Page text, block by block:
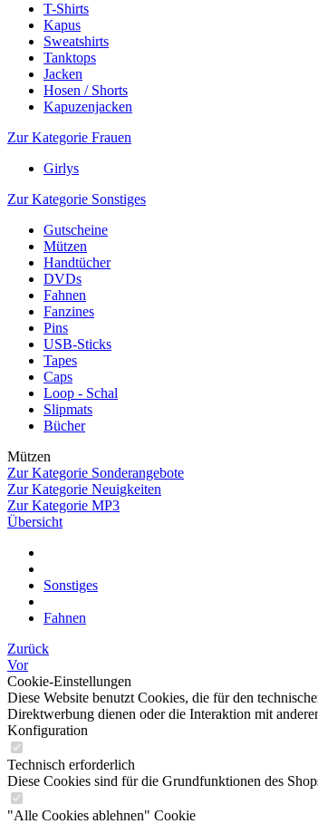
T-Shirts
Kapus
Sweatshirts
Tanktops
Jacken
Hosen / Shorts
Kapuzenjacken
Zur Kategorie Frauen
Girlys
Zur Kategorie Sonstiges
Gutscheine
Mützen
Handtücher
DVDs
Fahnen
Fanzines
Pins
USB-Sticks
Tapes
Caps
Loop - Schal
Slipmats
Bücher
Mützen
Zur Kategorie Sonderangebote
Zur Kategorie Neuigkeiten
Zur Kategorie MP3
Übersicht
Sonstiges
Fahnen
Zurück
Vor
Cookie-Einstellungen
Diese Website benutzt Cookies, die für den
Direktwerbung dienen oder die Interaktion mit
Konfiguration
Technisch erforderlich
Diese Cookies sind für die Grundfunktionen des
"Alle Cookies ablehnen" Cookie